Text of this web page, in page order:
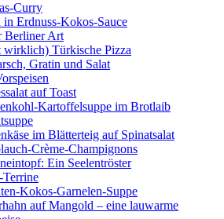
Curry
in Erdnuss-Kokos-Sauce
Berliner Art
wirklich) Türkische Pizza
Gratin und Salat
auf Toast
Kartoffelsuppe im Brotlaib
im Blätterteig auf Spinatsalat
Crème-Champignons
Ein Seelentröster
Terrine
Kokos-Garnelen-Suppe
auf Mangold – eine lauwarme